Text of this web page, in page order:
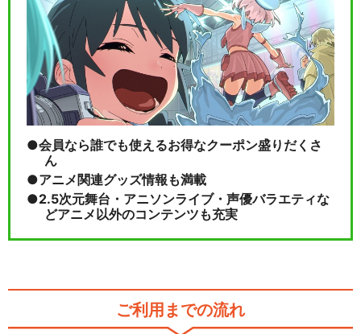
会員なら誰でも使えるお得なクーポン盛りだくさ
ん
アニメ関連グッズ情報も満載
2.5次元舞台・アニソンライブ・声優バラエティな
どアニメ以外のコンテンツも充実
ご利用までの流れ